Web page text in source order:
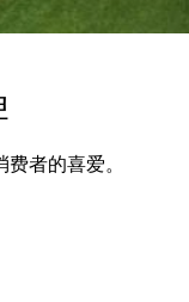
者的喜爱。